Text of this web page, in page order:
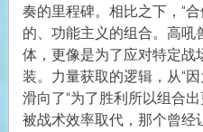
奏的里程碑。相比之下，“
的、功能主义的组合。高吼
体，更像是为了应对特定战
装。力量获取的逻辑，从“
滑向了“为了胜利所以组合
被战术效率取代，那个曾经